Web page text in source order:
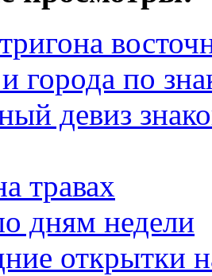
города по
девиз
травах
дням недели
открытки